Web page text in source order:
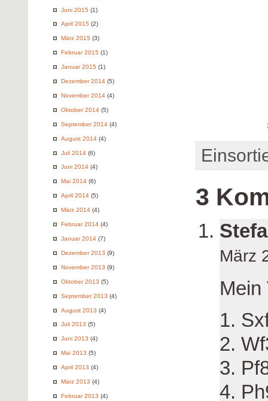
Juni 2015 (1)
April 2015 (2)
März 2015 (3)
Februar 2015 (1)
Januar 2015 (1)
Dezember 2014 (5)
November 2014 (4)
Oktober 2014 (5)
September 2014 (4)
August 2014 (4)
Juli 2014 (6)
Juni 2014 (4)
Mai 2014 (6)
April 2014 (5)
März 2014 (4)
Februar 2014 (4)
Januar 2014 (7)
Dezember 2013 (9)
November 2013 (9)
Oktober 2013 (5)
September 2013 (4)
August 2013 (4)
Juli 2013 (5)
Juni 2013 (4)
Mai 2013 (5)
April 2013 (4)
März 2013 (4)
Februar 2013 (4)
3
März
Mein
1.
2.
3.
4.